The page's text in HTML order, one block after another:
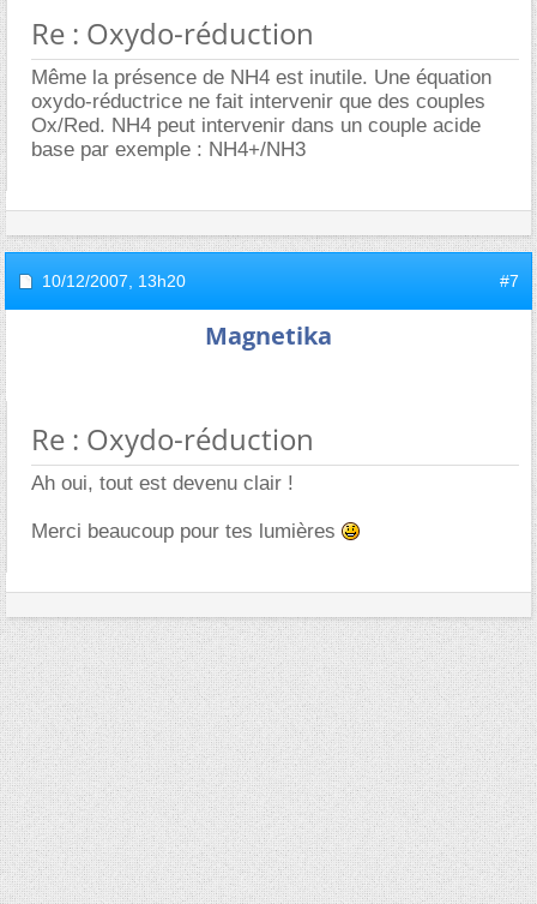
Re : Oxydo-réduction
Même la présence de NH4 est inutile. Une équation
oxydo-réductrice ne fait intervenir que des couples
Ox/Red. NH4 peut intervenir dans un couple acide
base par exemple : NH4+/NH3
10/12/2007, 13h20 #7
Magnetika
Re : Oxydo-réduction
Ah oui, tout est devenu clair !
Merci beaucoup pour tes lumières